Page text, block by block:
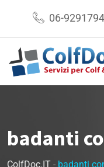
06-
badanti
ColfDoc.IT - badanti